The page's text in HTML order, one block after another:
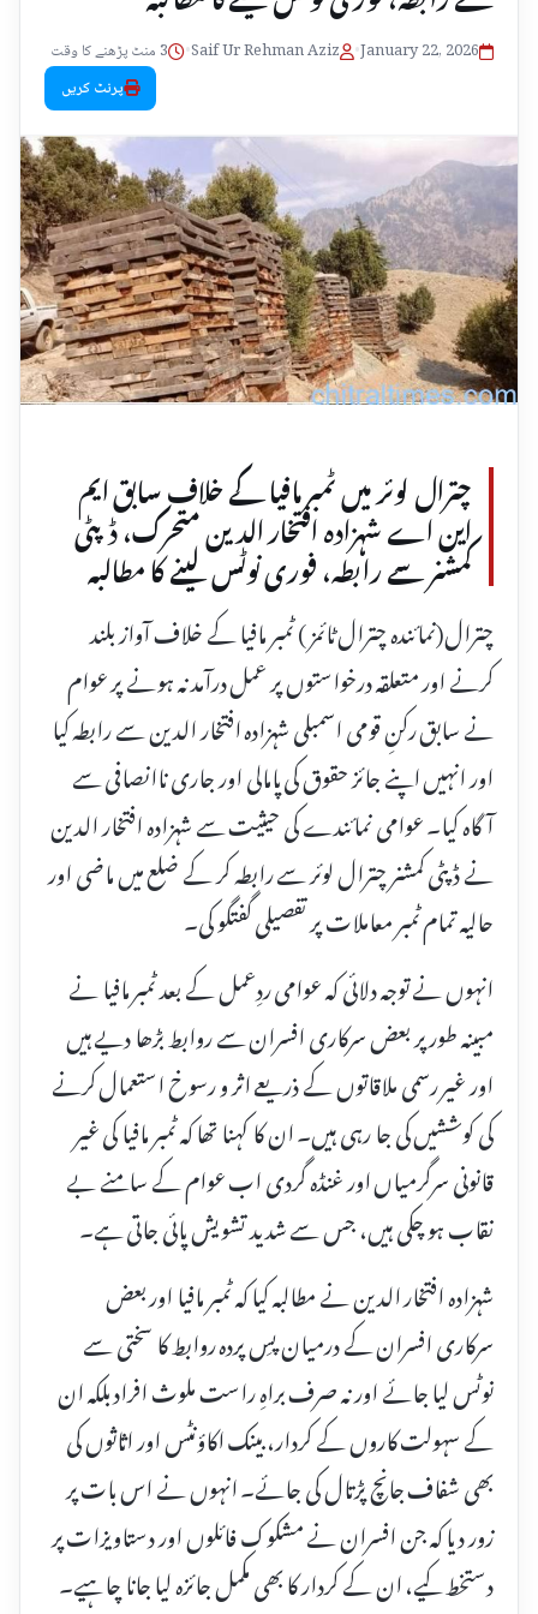
January 22, 2026
•
Saif Ur Rehman Aziz
•
3 منٹ پڑھنے کا وقت
پرنٹ کریں
چترال لوئر میں ٹمبر مافیا کے خلاف سابق ایم
این اے شہزادہ افتخار الدین متحرک، ڈپٹی
کمشنر سے رابطہ، فوری نوٹس لینے کا مطالبہ
چترال(نمائندہ چترال ٹائمز ) ٹمبر مافیا کے خلاف آواز بلند
کرنے اور متعلقہ درخواستوں پر عمل درآمد نہ ہونے پر عوام
نے سابق رکنِ قومی اسمبلی شہزادہ افتخار الدین سے رابطہ کیا
اور انہیں اپنے جائز حقوق کی پامالی اور جاری ناانصافی سے
آگاہ کیا۔ عوامی نمائندے کی حیثیت سے شہزادہ افتخار الدین
نے ڈپٹی کمشنر چترال لوئر سے رابطہ کر کے ضلع میں ماضی اور
حالیہ تمام ٹمبر معاملات پر تفصیلی گفتگو کی۔
انہوں نے توجہ دلائی کہ عوامی ردِعمل کے بعد ٹمبر مافیا نے
مبینہ طور پر بعض سرکاری افسران سے روابط بڑھا دیے ہیں
اور غیر رسمی ملاقاتوں کے ذریعے اثر و رسوخ استعمال کرنے
کی کوششیں کی جا رہی ہیں۔ ان کا کہنا تھا کہ ٹمبر مافیا کی غیر
قانونی سرگرمیاں اور غنڈہ گردی اب عوام کے سامنے بے
نقاب ہو چکی ہیں، جس سے شدید تشویش پائی جاتی ہے۔
شہزادہ افتخار الدین نے مطالبہ کیا کہ ٹمبر مافیا اور بعض
سرکاری افسران کے درمیان پسِ پردہ روابط کا سختی سے
نوٹس لیا جائے اور نہ صرف براہِ راست ملوث افراد بلکہ ان
کے سہولت کاروں کے کردار، بینک اکاؤنٹس اور اثاثوں کی
بھی شفاف جانچ پڑتال کی جائے۔ انہوں نے اس بات پر
زور دیا کہ جن افسران نے مشکوک فائلوں اور دستاویزات پر
دستخط کیے، ان کے کردار کا بھی مکمل جائزہ لیا جانا چاہیے۔